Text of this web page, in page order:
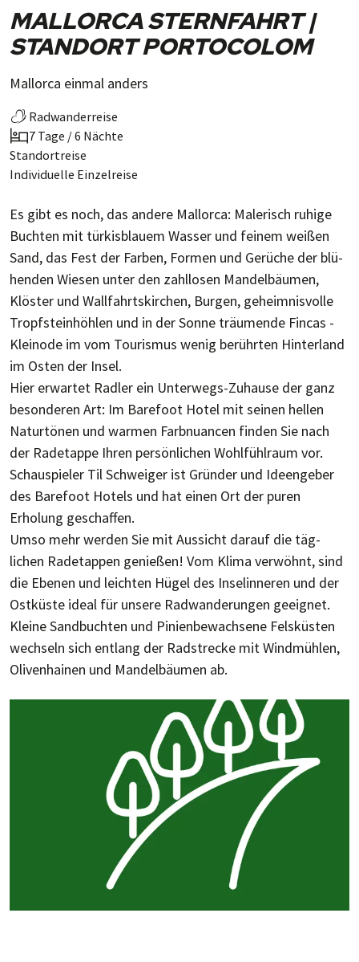
MALLORCA STERNFAHRT |
STANDORT PORTOCOLOM
Mallorca einmal anders
Radwanderreise
7 Tage / 6 Nächte
Standortreise
Individuelle Einzelreise
Es gibt es noch, das andere Mal­lor­ca: Ma­le­risch ru­hi­ge
Buch­ten mit tür­kis­blau­em Was­ser und fei­nem weißen
Sand, das Fest der Far­ben, For­men und Ge­rü­che der blü­
hen­den Wie­sen un­ter den zahl­lo­sen Man­del­bäu­men,
Klös­ter und Wall­fahrts­kir­chen, Bur­gen, ge­heim­nis­vol­le
Tropf­stein­höh­len und in der Son­ne träu­men­de Fin­cas -
Klein­ode im vom Tou­ris­mus we­nig be­rühr­ten Hin­ter­land
im Osten der Insel.
Hier erwartet Radler ein Unter­wegs-Zuhause der ganz
besond­eren Art: Im Barefoot Hotel mit seinen hel­len
Natur­tönen und war­men Farb­nuancen fin­den Sie nach
der Rad­etappe Ihren per­sön­lichen Wohl­fühl­raum vor.
Schau­spieler Til Schweiger ist Gründer und Ideen­geber
des Barefoot Hotels und hat einen Ort der puren
Erholung ge­schaf­fen.
Umso mehr werden Sie mit Aus­sicht da­rauf die täg­
lichen Rad­etap­pen genießen! Vom Klima ver­wöhnt, sind
die Eben­en und leich­ten Hü­gel des In­sel­in­ne­ren und der
Ost­küs­te ideal für un­se­re Rad­wan­de­run­gen ge­eig­net.
Klei­ne Sand­buch­ten und Pi­nien­be­wach­se­ne Fels­küs­ten
wech­seln sich ent­lang der Rad­strecke mit Wind­müh­len,
Oli­ven­hai­nen und Man­del­bäu­men ab.